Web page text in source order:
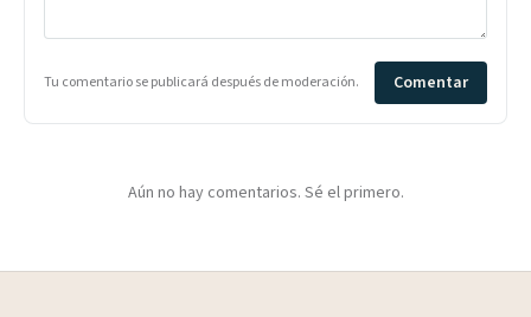
Tu comentario se publicará después de moderación. Comentar
Aún no hay comentarios. Sé el primero.